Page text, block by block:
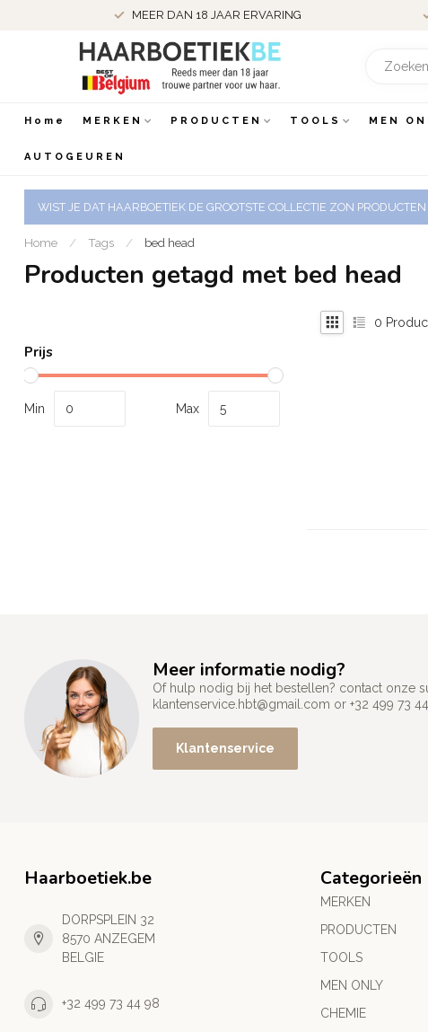
MEER DAN 18 JAAR ERVARING
Home MERKEN PRODUCTEN TOOLS MEN
AUTOGEUREN
WIST JE DAT HAARBOETIEK DE GROOTSTE COLLECTIE ZON
Home / Tags / bed head
Producten getagd met bed head
Prijs
Min Max
0
Meer informatie nodig?
Of hulp nodig bij het bestellen? contact onze
klantenservice.hbt@gmail.com or +32 499 73
Klantenservice
Haarboetiek.be
DORPSPLEIN 32
8570 ANZEGEM
BELGIE
+32 499 73 44 98
Categorieën
MERKEN
PRODUCTEN
TOOLS
MEN ONLY
CHEMIE